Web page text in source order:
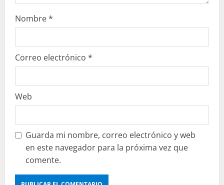
Nombre*
Correo electrónico *
Web
Guarda mi nombre, correo electrónico y web
en este navegador para la próxima vez que
comente.